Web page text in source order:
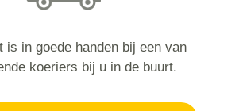
is in goede handen bij een van
koeriers bij u in de buurt.